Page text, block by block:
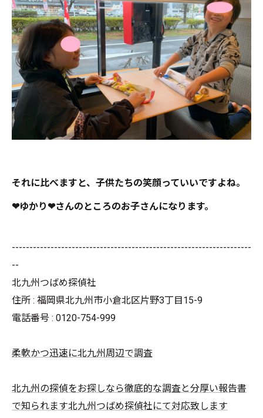
それに比べますと、子供たちの笑顔っていいですよね。
❤ゆかり❤さんのところのお子さんになります。
--------------------------------------------------------------------
--
北九州つばめ探偵社
住所 : 福岡県北九州市小倉北区片野3丁目15-9
電話番号 : 0120-754-999
柔軟かつ迅速に北九州周辺で調査
北九州の探偵をお探しなら徹底的な調査と分厚い報告書
で知られます北九州つばめ探偵社にて対応致します